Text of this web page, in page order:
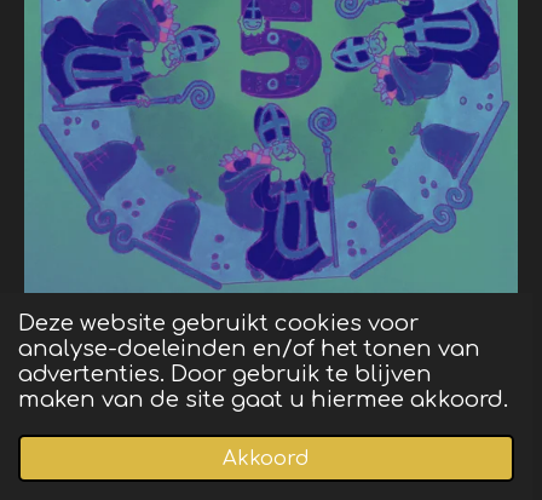
Deze website gebruikt cookies voor
analyse-doeleinden en/of het tonen van
advertenties. Door gebruik te blijven
maken van de site gaat u hiermee akkoord.
Akkoord